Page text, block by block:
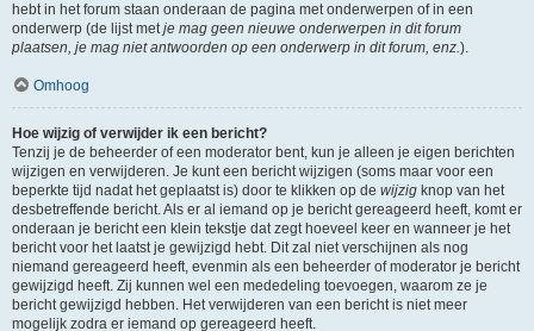
hebt in het forum staan onderaan de pagina met onderwerpen of in een
onderwerp (de lijst metje mag geen nieuwe onderwerpen in dit forum
plaatsen, je mag niet antwoorden op een onderwerp in dit forum, enz.).
Omhoog
Hoe wijzig of verwijder ik een bericht?
Tenzij je de beheerder of een moderator bent, kun je alleen je eigen berichten
wijzigen en verwijderen. Je kunt een bericht wijzigen (soms maar voor een
beperkte tijd nadat het geplaatst is) door te klikken op de wijzig knop van het
desbetreffende bericht. Als er al iemand op je bericht gereageerd heeft, komt er
onderaan je bericht een klein tekstje dat zegt hoeveel keer en wanneer je het
bericht voor het laatst je gewijzigd hebt. Dit zal niet verschijnen als nog
niemand gereageerd heeft, evenmin als een beheerder of moderator je bericht
gewijzigd heeft. Zij kunnen wel een mededeling toevoegen, waarom ze je
bericht gewijzigd hebben. Het verwijderen van een bericht is niet meer
mogelijk zodra er iemand op gereageerd heeft.